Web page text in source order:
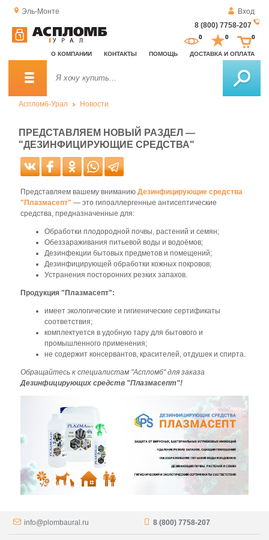
Эль-Монте
Вход
8 (800) 7758-207
О КОМПАНИИ КОНТАКТЫ ПОМОЩЬ ДОСТАВКА И ОПЛАТА
0 0 0
Аспломб-Урал Новости
ПРЕДСТАВЛЯЕМ НОВЫЙ РАЗДЕЛ —
"ДЕЗИНФИЦИРУЮЩИЕ СРЕДСТВА"
Представляем вашему вниманию Дезинфицирующие средства
"Плазмасепт" — это гипоаллергенные антисептические
средства, предназначенные для:
Обработки плодородной почвы, растений и семян;
Обеззараживания питьевой воды и водоёмов;
Дезинфекции бытовых предметов и помещений;
Дезинфицирующей обработки кожных покровов;
Устранения посторонних резких запахов.
Продукция "Плазмасепт":
имеет экологические и гигиенические сертификаты
соответствия;
комплектуется в удобную тару для бытового и
промышленного применения;
не содержит консервантов, красителей, отдушек и спирта.
Обращайтесь к специалистам "Аспломб" для заказа
Дезинфицирующих средств "Плазмасепт"!
info@plombaural.ru 8 (800) 7758-207